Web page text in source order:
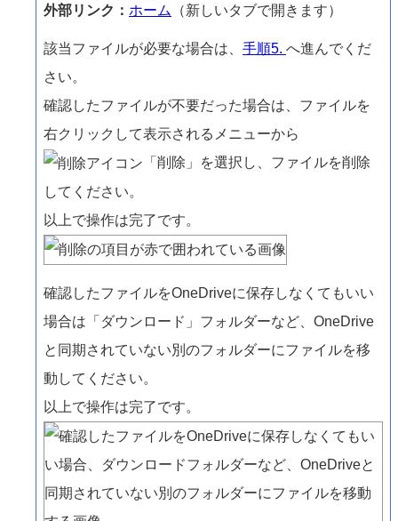
外部リンク： ホーム （新しいタブで開きます）
該当ファイルが必要な場合は、 手順5. へ進んでくだ
さい。
確認したファイルが不要だった場合は、ファイルを
右クリックして表示されるメニューから
「削除」を選択し、ファイルを削除
してください。
以上で操作は完了です。
確認したファイルをOneDriveに保存しなくてもいい
場合は「ダウンロード」フォルダーなど、OneDrive
と同期されていない別のフォルダーにファイルを移
動してください。
以上で操作は完了です。